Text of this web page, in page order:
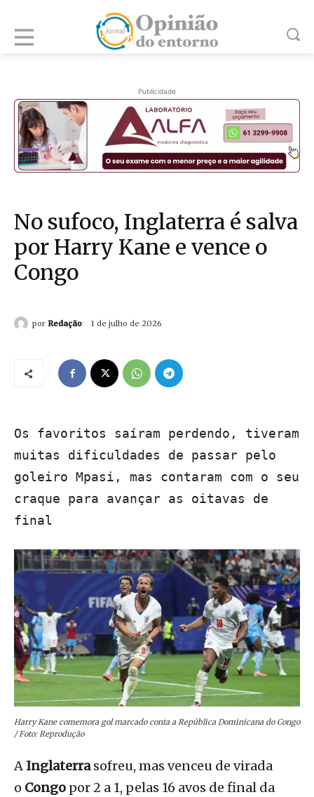
Publicidade
No sufoco, Inglaterra é salva
por Harry Kane e vence o
Congo
por Redação 1 de julho de 2026
Os favoritos saíram perdendo, tiveram
muitas dificuldades de passar pelo
goleiro Mpasi, mas contaram com o seu
craque para avançar as oitavas de
final
Harry Kane comemora gol marcado conta a República Dominicana do Congo
/ Foto: Reprodução
A Inglaterrasofreu, mas venceu de virada
o Congo por 2 a 1, pelas 16 avos de final da